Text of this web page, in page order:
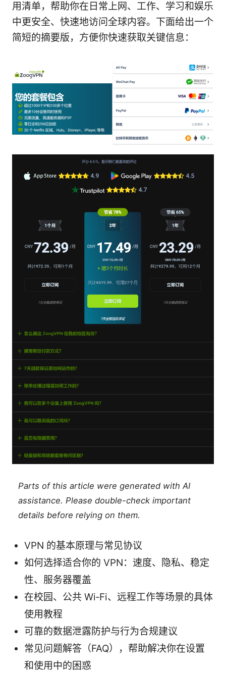
用清单，帮助你在日常上网、工作、学习和娱乐
中更安全、快速地访问全球内容。下面给出一个
简短的摘要版，方便你快速获取关键信息：
Parts of this article were generated with AI
assistance. Please double-check important
details before relying on them.
VPN 的基本原理与常见协议
如何选择适合你的 VPN：速度、隐私、稳定
性、服务器覆盖
在校园、公共 Wi‑Fi、远程工作等场景的具体
使用教程
可靠的数据泄露防护与行为合规建议
常见问题解答（FAQ），帮助解决你在设置
和使用中的困惑